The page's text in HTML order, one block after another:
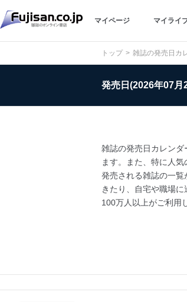
マイページ マイライ
トップ 雑誌の発売日カ
発売日(2026年07月
雑誌の発売日カレン
ます。また、特に人
発売される雑誌の一
きたり、自宅や職場
100万人以上がご利用